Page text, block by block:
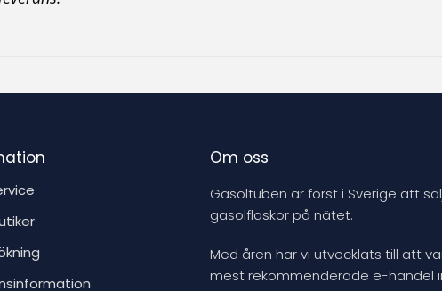
Om oss
Gasoltuben är först i Sverige att
gasolflaskor på nätet.
Med åren har vi utvecklats till att
mest rekommenderade e-handel